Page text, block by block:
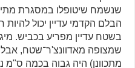
שנשמח שיטופלו במסגרת
הבלם הקדמי עדיין יכול להיות
בשטח עדיין מפריע בכביש.
שמצופה מאדוונצ'ר־שטח,
מתכוונן) היה גבוה בכמה ס"מ